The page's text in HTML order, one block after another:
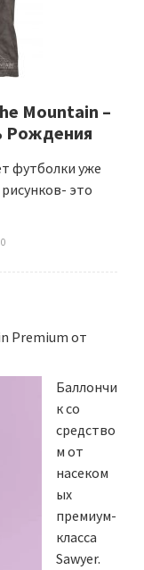
Mountain –
Рождения
футболки уже
это
0
Premium от
Баллончи
к со
средство
м от
насеком
ых
премиум-
класса
Sawyer.